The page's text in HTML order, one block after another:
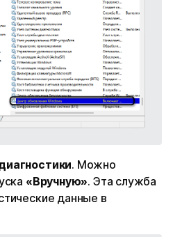
. Можно
«Вручную». Эта служба
данные в